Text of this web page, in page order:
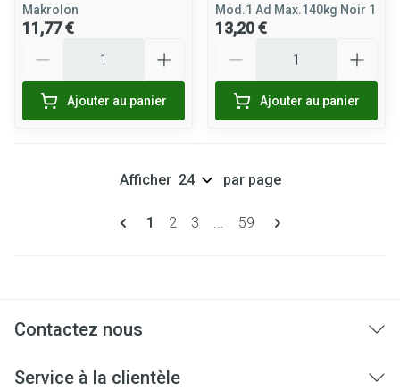
Makrolon
11,77 €
Ajouter au panier
Mod.1 Ad Max.140kg Noir 1
13,20 €
Ajouter au panier
Pages
Vous lisez actuellement la page
1 Page
2 Page
3 ... Page
59
Afficher par page
Contactez nous
Service à la clientèle